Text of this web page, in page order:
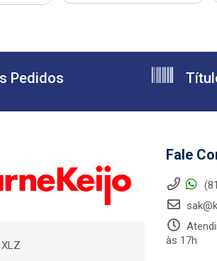
Pedidos
Fale
às 17h